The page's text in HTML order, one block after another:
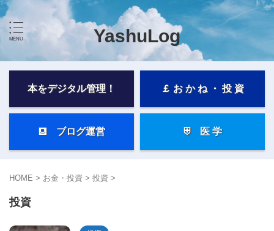
YashuLog
本をデジタル管理！ ￡ お か ね ・ 投 資
⛾ ブログ運営 ⛨ 医 学
HOME > お金・投資 > 投資 >
投資